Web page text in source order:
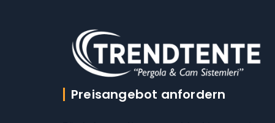
Preisangebot anfordern